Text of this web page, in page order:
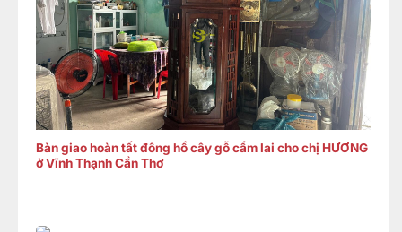
Bàn giao hoàn tất đông hồ cây gỗ cẩm lai cho chị HƯƠNG
ở Vĩnh Thạnh Cần Thơ